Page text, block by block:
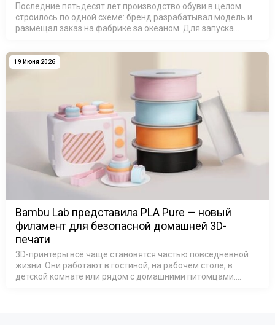
Последние пятьдесят лет производство обуви в целом
строилось по одной схеме: бренд разрабатывал модель и
размещал заказ на фабрике за океаном. Для запуска
металлические формы, …
19 Июня 2026
Bambu Lab представила PLA Pure — новый
филамент для безопасной домашней 3D-
печати
3D-принтеры всё чаще становятся частью повседневной
жизни. Они работают в гостиной, на рабочем столе, в
детской комнате или рядом с домашними питомцами.